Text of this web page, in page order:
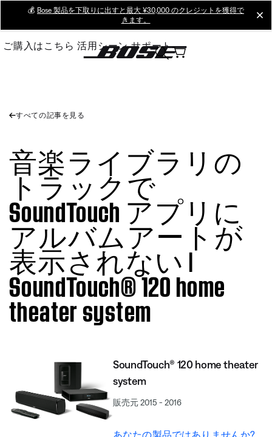
Main
💰 Bose 製品を下取りに出すと最大 ¥30,000 のクレジットを獲得で
きます。
ご購入はこちら 活用シーン サポート
すべての記事を見る
音楽ライブラリの
トラックで
SoundTouch アプリに
アルバムアートが
表示されない |
SoundTouch® 120 home
theater system
SoundTouch® 120 home theater
system
販売元 2015 - 2016
あなたの製品ではありませんか?